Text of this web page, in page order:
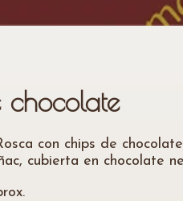
chocolate
con chips de
cubierta en chocolate